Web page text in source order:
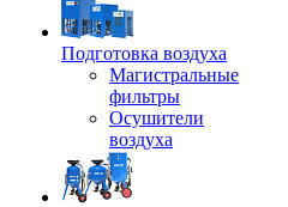
Подготовка воздуха
Магистральные
фильтры
Осушители
воздуха